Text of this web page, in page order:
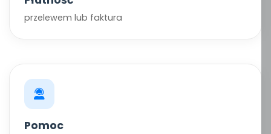
przelewem lub faktura
Pomoc